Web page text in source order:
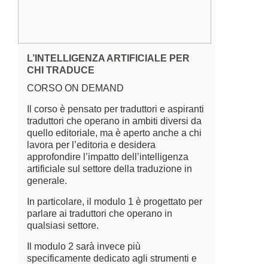
L’INTELLIGENZA ARTIFICIALE PER
CHI TRADUCE
CORSO ON DEMAND
Il corso è pensato per traduttori e aspiranti
traduttori che operano in ambiti diversi da
quello editoriale, ma è aperto anche a chi
lavora per l’editoria e desidera
approfondire l’impatto dell’intelligenza
artificiale sul settore della traduzione in
generale.
In particolare, il modulo 1 è progettato per
parlare ai traduttori che operano in
qualsiasi settore.
Il modulo 2 sarà invece più
specificamente dedicato agli strumenti e